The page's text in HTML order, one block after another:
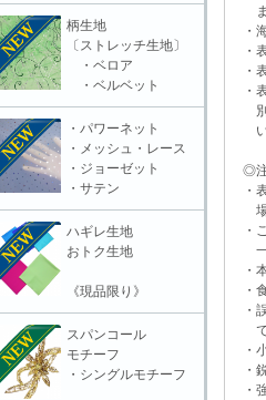
ま
・
・
・
・
別
い
◎注
・
場
・
一
・
・
・
で
・
・
・
柄生地
〔ストレッチ生地〕
・ベロア
・ベルベット
・パワーネット
・メッシュ・レース
・ジョーゼット
・サテン
ハギレ生地
おトク生地
《現品限り》
スパンコール
モチーフ
・シングルモチーフ